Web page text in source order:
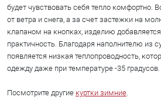
будет чувствовать себя тепло комфортно.
от ветра и снега, а за счет застежки на
клапаном на кнопках, изделию
практичность. Благодаря наполнителю из
появляется низкая теплопроводность,
одежду даже при температуре -35 градусов.
Посмотрите другие куртки зимние.